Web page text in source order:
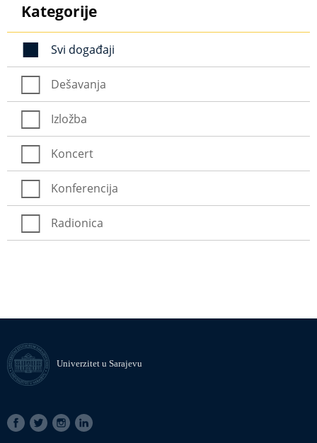
Kategorije
Svi događaji
Dešavanja
Izložba
Koncert
Konferencija
Radionica
Univerzitet u Sarajevu
SOCIAL
LINKS